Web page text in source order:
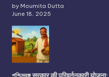
by Moumita Dutta
June 18, 2025